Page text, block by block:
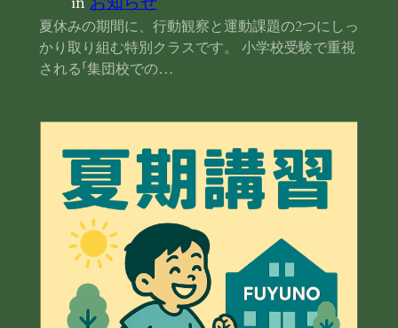
夏休みの期間に、行動観察と運動課題の2つにしっ
かり取り組む特別クラスです。 小学校受験で重視
される「集団校での…